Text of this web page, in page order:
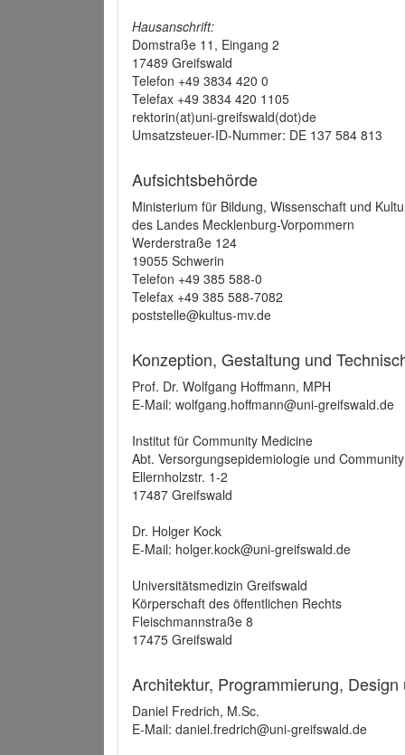
Hausanschrift:
Domstraße 11, Eingang 2
17489 Greifswald
Telefon +49 3834 420 0
Telefax +49 3834 420 1105
rektorin(at)uni-greifswald(dot)de
Umsatzsteuer-ID-Nummer: DE 137 584 813
Aufsichtsbehörde
Ministerium für Bildung, Wissenschaft und
des Landes Mecklenburg-Vorpommern
Werderstraße 124
19055 Schwerin
Telefon +49 385 588-0
Telefax +49 385 588-7082
poststelle@kultus-mv.de
Konzeption, Gestaltung und
Prof. Dr. Wolfgang Hoffmann, MPH
E-Mail: wolfgang.hoffmann@uni-greifswald.de
Institut für Community Medicine
Abt. Versorgungsepidemiologie und
Ellernholzstr. 1-2
17487 Greifswald
Dr. Holger Kock
E-Mail: holger.kock@uni-greifswald.de
Universitätsmedizin Greifswald
Körperschaft des öffentlichen Rechts
Fleischmannstraße 8
17475 Greifswald
Architektur, Programmierung,
Daniel Fredrich, M.Sc.
E-Mail: daniel.fredrich@uni-greifswald.de